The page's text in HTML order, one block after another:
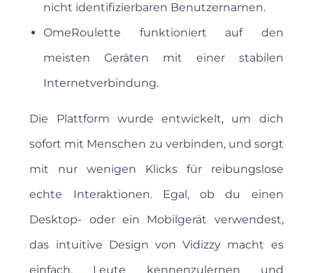
nicht identifizierbaren Benutzernamen.
OmeRoulette funktioniert auf den
meisten Geräten mit einer stabilen
Internetverbindung.
Die Plattform wurde entwickelt, um dich
sofort mit Menschen zu verbinden, und sorgt
mit nur wenigen Klicks für reibungslose
echte Interaktionen. Egal, ob du einen
Desktop- oder ein Mobilgerät verwendest,
das intuitive Design von Vidizzy macht es
einfach, Leute kennenzulernen und